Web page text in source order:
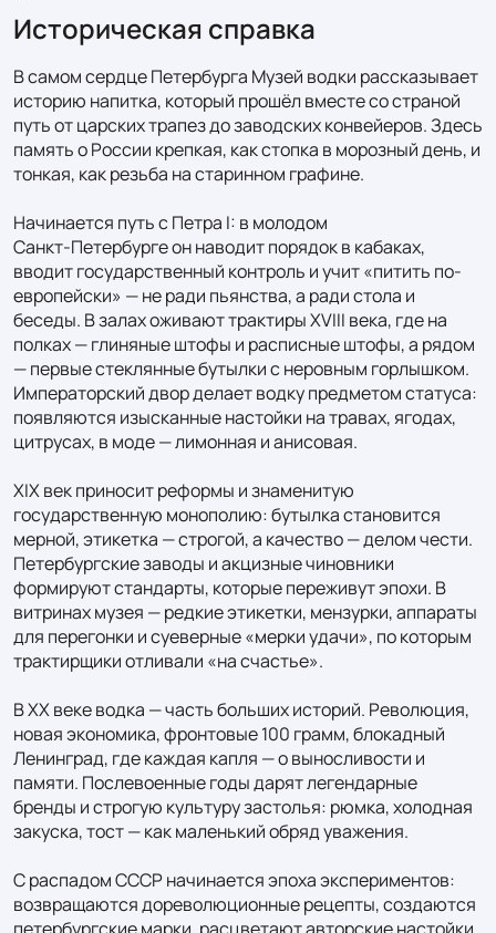
Историческая справка
В самом сердце Петербурга Музей водки рассказывает
историю напитка, который прошёл вместе со страной
путь от царских трапез до заводских конвейеров. Здесь
память о России крепкая, как стопка в морозный день, и
тонкая, как резьба на старинном графине.
Начинается путь с Петра I: в молодом
Санкт‑Петербурге он наводит порядок в кабаках,
вводит государственный контроль и учит «питить по-
европейски» — не ради пьянства, а ради стола и
беседы. В залах оживают трактиры XVIII века, где на
полках — глиняные штофы и расписные штофы, а рядом
— первые стеклянные бутылки с неровным горлышком.
Императорский двор делает водку предметом статуса:
появляются изысканные настойки на травах, ягодах,
цитрусах, в моде — лимонная и анисовая.
XIX век приносит реформы и знаменитую
государственную монополию: бутылка становится
мерной, этикетка — строгой, а качество — делом чести.
Петербургские заводы и акцизные чиновники
формируют стандарты, которые переживут эпохи. В
витринах музея — редкие этикетки, мензурки, аппараты
для перегонки и суеверные «мерки удачи», по которым
трактирщики отливали «на счастье».
В XX веке водка — часть больших историй. Революция,
новая экономика, фронтовые 100 грамм, блокадный
Ленинград, где каждая капля — о выносливости и
памяти. Послевоенные годы дарят легендарные
бренды и строгую культуру застолья: рюмка, холодная
закуска, тост — как маленький обряд уважения.
С распадом СССР начинается эпоха экспериментов:
возвращаются дореволюционные рецепты, создаются
петербургские марки, расцветают авторские настойки.